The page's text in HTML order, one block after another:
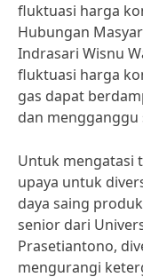
fluktuasi harga
Hubungan
Indrasari Wisnu
fluktuasi harga
gas dapat
dan
Untuk mengatasi
upaya untuk
daya saing
senior dari
Prasetiantono,
mengurangi